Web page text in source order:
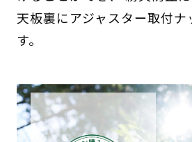
天板裏にアジャスター取付ナ
す。